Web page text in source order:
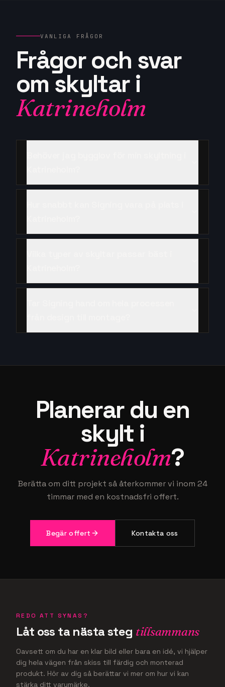
VANLIGA FRÅGOR
Frågor och svar
om skyltar i
Katrineholm
Planerar du en
skylt i
Katrineholm?
Berätta om ditt projekt så återkommer vi inom 24
timmar med en kostnadsfri offert.
Begär offert Kontakta oss
REDO ATT SYNAS?
Låt oss ta nästa steg tillsammans
Oavsett om du har en klar bild eller bara en idé, vi hjälper
dig hela vägen från skiss till färdig och monterad
produkt. Hör av dig så berättar vi mer om hur vi kan
stärka ditt varumärke.